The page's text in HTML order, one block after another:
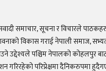
समाचार, सूचना र विचारले
विकास गराई नेपाली समाज,
उद्देश्यले पश्चिम नेपालको कोहलपुर
गरिरहेको परिप्रेक्षमा दैनिकरुपमा